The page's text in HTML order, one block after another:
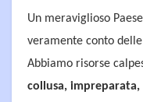
Un meraviglioso
veramente conto
Abbiamo risorse
collusa, impreparata,